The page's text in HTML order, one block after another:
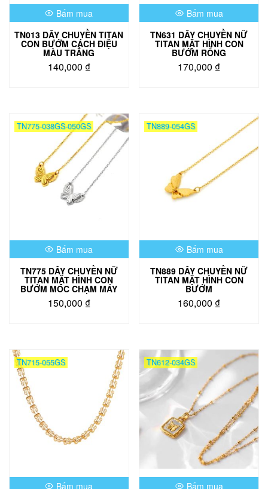
trên
trang
sản
phẩm
Bấm mua
TN013 DÂY CHUYỀN TITAN
CON BƯỚM CÁCH ĐIỆU
MÀU TRẮNG
140,000 ₫
có
nhiều
biến
thể.
Các
tùy
chọn
có
chọn
trên
sản
phẩm
Bấm mua
TN631 DÂY CHUYỀN NỮ
TITAN MẶT HÌNH CON
BƯỚM RỔNG
170,000 ₫
thể.
Các
tùy
chọn
chọn
trên
sản
phẩm
TN775-038GS-050GS
Bấm mua
TN775 DÂY CHUYỀN NỮ
TITAN MẶT HÌNH CON
BƯỚM MÓC CHẠM MÁY
150,000 ₫
chọn
có
chọn
TN889-054GS
Bấm mua
TN889 DÂY CHUYỀN NỮ
TITAN MẶT HÌNH CON
BƯỚM
160,000 ₫
TN715-055GS
Bấm mua
TN612-034GS
Bấm mua